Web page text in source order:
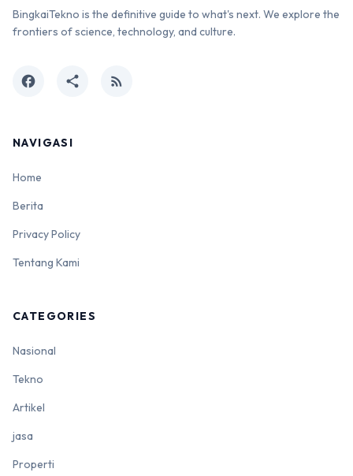
BingkaiTekno is the definitive guide to what's next. We explore the
frontiers of science, technology, and culture.
facebook share rss_feed
NAVIGASI
Home
Berita
Privacy Policy
Tentang Kami
CATEGORIES
Nasional
Tekno
Artikel
jasa
Properti